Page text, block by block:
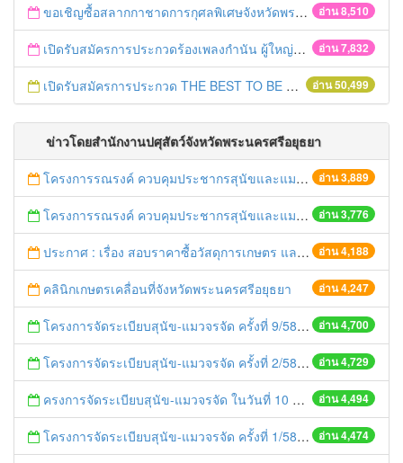
อ่าน 8,510
ขอเชิญซื้อสลากกาชาดการกุศลพิเศษจังหวัดพระนครศรีอยุธยา 2560
อ่าน 7,832
เปิดรับสมัครการประกวดร้องเพลงกำนัน ผู้ใหญ่บ้าน ฯลฯ
อ่าน 50,499
เปิดรับสมัครการประกวด THE BEST TO BE NUMBER ONE
ข่าวโดยสำนักงานปศุสัตว์จังหวัดพระนครศรีอยุธยา
อ่าน 3,889
โครงการรณรงค์ ควบคุมประชากรสุนัขและแมว เพื่อลดอุบัติการณ์เกิดโรคพิษสุนัขบ้า ครั้งที่ 12/59
อ่าน 3,776
โครงการรณรงค์ ควบคุมประชากรสุนัขและแมว เพื่อลดอุบัติการณ์เกิดโรคพิษสุนัขบ้า ครั้งที่ 11/59
อ่าน 4,188
ประกาศ : เรื่อง สอบราคาซื้อวัสดุการเกษตร และวัสดุเวชภัณฑ์ จำนวน 6 รายการ
อ่าน 4,247
คลินิกเกษตรเคลื่อนที่จังหวัดพระนครศรีอยุธยา
อ่าน 4,700
โครงการจัดระเบียบสุนัข-แมวจรจัด ครั้งที่ 9/58
อ่าน 4,729
โครงการจัดระเบียบสุนัข-แมวจรจัด ครั้งที่ 2/58
อ่าน 4,494
ครงการจัดระเบียบสุนัข-แมวจรจัด ในวันที่ 10 พฤศจิกายน 2557
อ่าน 4,474
โครงการจัดระเบียบสุนัข-แมวจรจัด ครั้งที่ 1/58